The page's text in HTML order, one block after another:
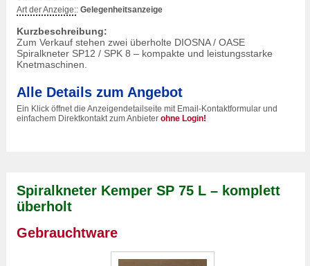
Art der Anzeige:: Gelegenheitsanzeige
Kurzbeschreibung:
Zum Verkauf stehen zwei überholte DIOSNA / OASE
Spiralkneter SP12 / SPK 8 – kompakte und leistungsstarke
Knetmaschinen.
Alle Details zum Angebot
Ein Klick öffnet die Anzeigendetailseite mit Email-Kontaktformular und
einfachem Direktkontakt zum Anbieter ohne Login!
Spiralkneter Kemper SP 75 L – komplett
überholt
Gebrauchtware